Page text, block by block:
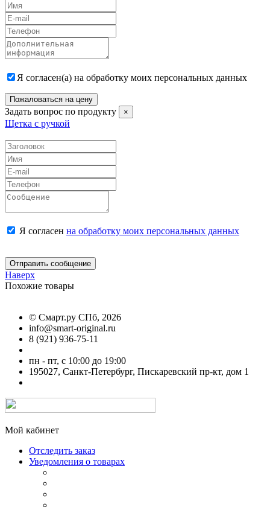
Я согласен(а) на обработку моих персональных данных
Пожаловаться на цену
Задать вопрос по продукту ×
Щетка с ручкой
Я согласен на обработку моих персональных данных
Отправить сообщение
Наверх
Похожие товары
© Смарт.ру СПб, 2026
info@smart-original.ru
8 (921) 936-75-11
пн - пт, с 10:00 до 19:00
195027, Санкт-Петербург, Пискаревский пр-кт, дом 1
Мой кабинет
Отследить заказ
Уведомления о товарах